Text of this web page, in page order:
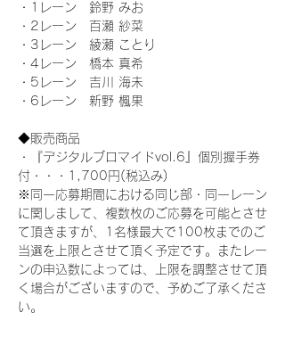
・1レーン　鈴野 みお
・2レーン　百瀬 紗菜
・3レーン　綾瀬 ことり
・4レーン　橋本 真希
・5レーン　吉川 海未
・6レーン　新野 楓果
◆販売商品
・『デジタルブロマイドvol.6』個別握手券
付・・・1,700円(税込み)
※同一応募期間における同じ部・同一レーン
に関しまして、複数枚のご応募を可能とさせ
て頂きますが、1名様最大で100枚までのご
当選を上限とさせて頂く予定です。またレー
ンの申込数によっては、上限を調整させて頂
く場合がございますので、予めご了承くださ
い。